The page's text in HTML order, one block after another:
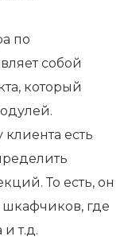
по
собой
который
есть
То есть, он
шкафчиков, где
и т.д.